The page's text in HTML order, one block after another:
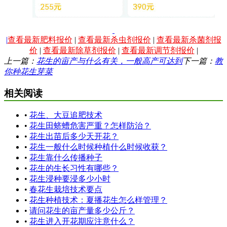
|查看最新肥料报价 | 查看最新杀虫剂报价 | 查看最新杀菌剂报
价 | 查看最新除草剂报价 | 查看最新调节剂报价 |
上一篇： 花生的亩产与什么有关，一般高产可达到下一篇： 教
你种花生芽菜
相关阅读
• 花生、大豆追肥技术
• 花生田蛴螬危害严重？怎样防治？
• 花生出苗后多少天开花？
• 花生一般什么时候种植什么时候收获？
• 花生靠什么传播种子
• 花生的生长习性有哪些？
• 花生浸种要浸多少小时
• 春花生栽培技术要点
• 花生种植技术：夏播花生怎么样管理？
• 请问花生的亩产量多少公斤？
• 花生进入开花期应注意什么？